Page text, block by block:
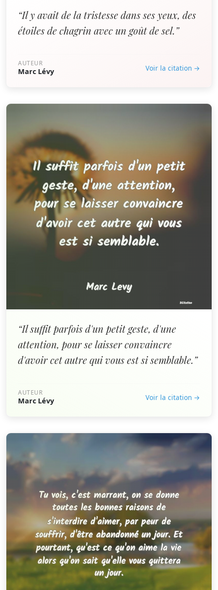
“Il y avait de la tristesse dans ses yeux, des
étoiles de chagrin avec un goût de sel.”
AUTEUR
Marc Lévy Voir la citation →
“Il suffit parfois d'un petit geste, d'une
attention, pour se laisser convaincre
d'avoir cet autre qui vous est si semblable.”
AUTEUR
Marc Lévy Voir la citation →